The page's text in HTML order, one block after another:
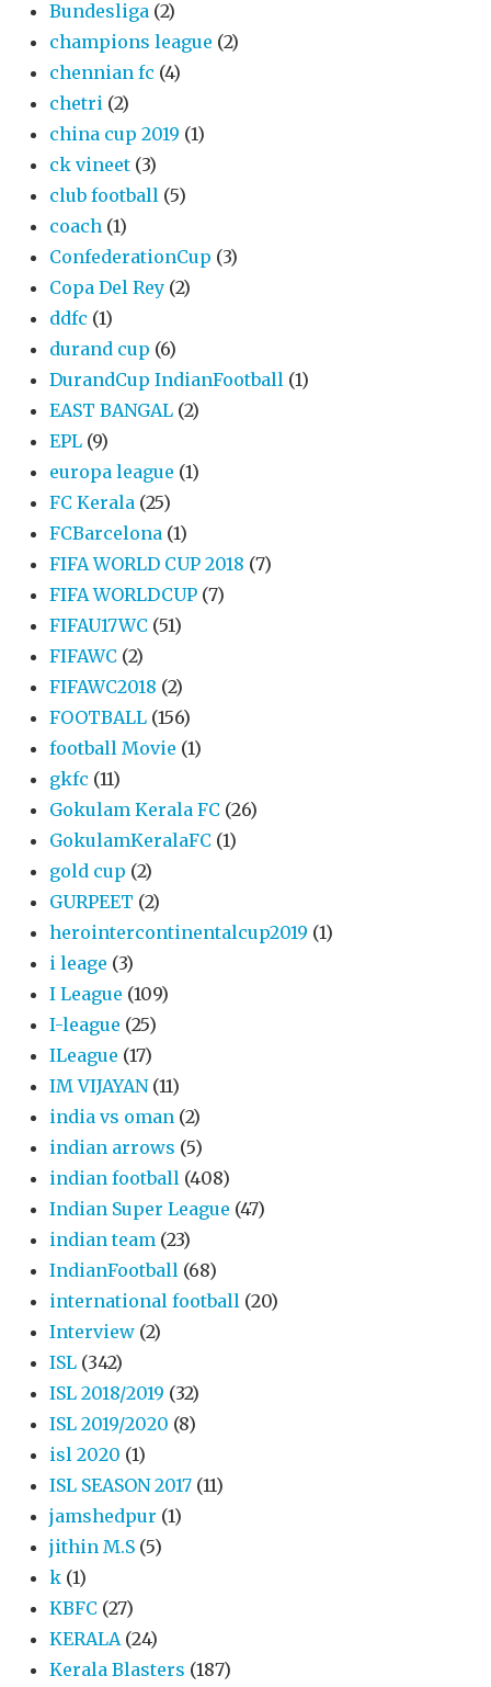
Bundesliga (2)
champions league (2)
chennian fc (4)
chetri (2)
china cup 2019 (1)
ck vineet (3)
club football (5)
coach (1)
ConfederationCup (3)
Copa Del Rey (2)
ddfc (1)
durand cup (6)
DurandCup IndianFootball (1)
EAST BANGAL (2)
EPL (9)
europa league (1)
FC Kerala (25)
FCBarcelona (1)
FIFA WORLD CUP 2018 (7)
FIFA WORLDCUP (7)
FIFAU17WC (51)
FIFAWC (2)
FIFAWC2018 (2)
FOOTBALL (156)
football Movie (1)
gkfc (11)
Gokulam Kerala FC (26)
GokulamKeralaFC (1)
gold cup (2)
GURPEET (2)
herointercontinentalcup2019 (1)
i leage (3)
I League (109)
I-league (25)
ILeague (17)
IM VIJAYAN (11)
india vs oman (2)
indian arrows (5)
indian football (408)
Indian Super League (47)
indian team (23)
IndianFootball (68)
international football (20)
Interview (2)
ISL (342)
ISL 2018/2019 (32)
ISL 2019/2020 (8)
isl 2020 (1)
ISL SEASON 2017 (11)
jamshedpur (1)
jithin M.S (5)
k (1)
KBFC (27)
KERALA (24)
Kerala Blasters (187)